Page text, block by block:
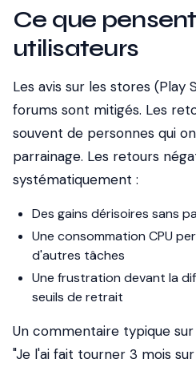
Ce que
utilisateurs
Les avis sur les stores
forums sont mitigés. Les
souvent de personnes qui
parrainage. Les retours
systématiquement :
Des gains dérisoires sans
Une consommation CPU
d'autres tâches
Une frustration devant la
seuils de retrait
Un commentaire typique
"Je l'ai fait tourner 3 mois